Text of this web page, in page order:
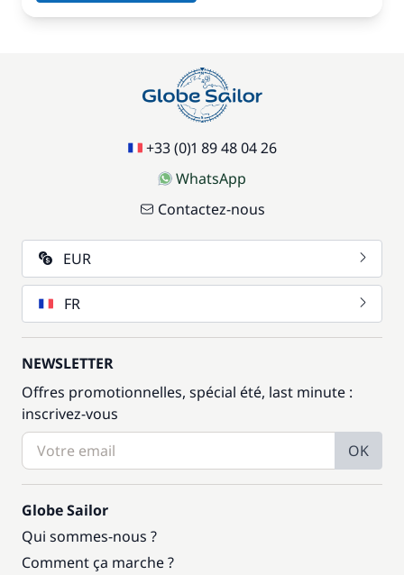
+33 (0)1 89 48 04 26
WhatsApp
Contactez-nous
EUR
FR
NEWSLETTER
Offres promotionnelles, spécial été, last minute :
inscrivez-vous
OK
Globe Sailor
Qui sommes-nous ?
Comment ça marche ?